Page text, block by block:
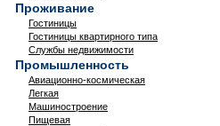
Проживание
Гостиницы
Гостиницы квартирного типа
Службы недвижимости
Промышленность
Авиационно-космическая
Легкая
Машиностроение
Пищевая